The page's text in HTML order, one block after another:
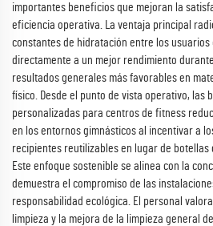
importantes beneficios que mejoran la
eficiencia operativa. La ventaja principal
constantes de hidratación entre los
directamente a un mejor rendimiento
resultados generales más favorables en
físico. Desde el punto de vista operativo, las
personalizadas para centros de fitness
en los entornos gimnásticos al incentivar a
recipientes reutilizables en lugar de botellas
Este enfoque sostenible se alinea con la
demuestra el compromiso de las
responsabilidad ecológica. El personal
limpieza y la mejora de la limpieza general